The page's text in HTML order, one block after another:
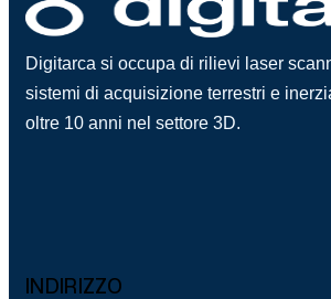
Digitarca si occupa di rilievi laser
sistemi di acquisizione terrestri e
oltre 10 anni nel settore 3D.
INDIRIZZO